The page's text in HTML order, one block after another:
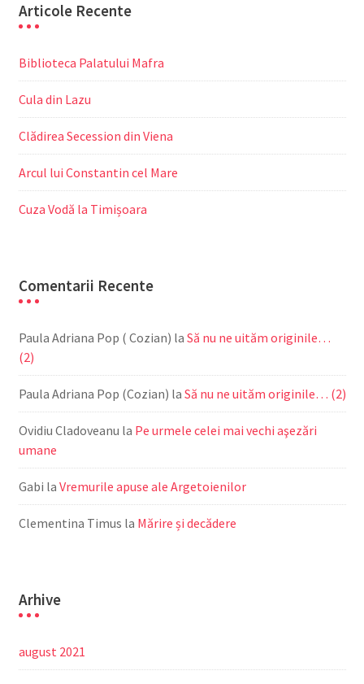
Articole Recente
Biblioteca Palatului Mafra
Cula din Lazu
Clădirea Secession din Viena
Arcul lui Constantin cel Mare
Cuza Vodă la Timișoara
Comentarii Recente
Paula Adriana Pop ( Cozian) la Să nu ne uităm originile…
(2)
Paula Adriana Pop (Cozian) la Să nu ne uităm originile… (2)
Ovidiu Cladoveanu la Pe urmele celei mai vechi aşezări
umane
Gabi la Vremurile apuse ale Argetoienilor
Clementina Timus la Mărire și decădere
Arhive
august 2021